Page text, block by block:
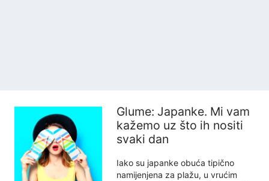
Glume: Japanke. Mi vam
kažemo uz što ih nositi
svaki dan
Iako su japanke obuća tipično
namijenjena za plažu, u vrućim